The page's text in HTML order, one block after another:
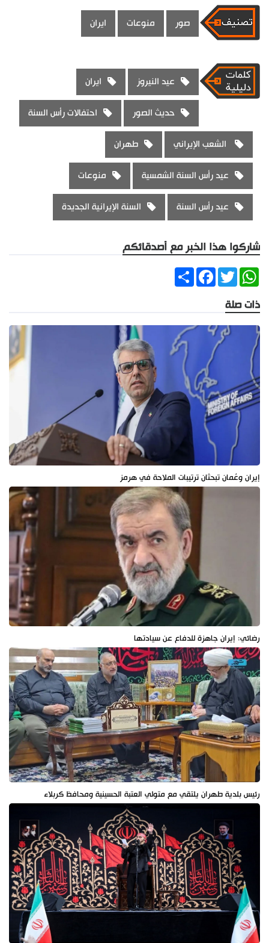
صور منوعات ايران
عيد النيروز ايران
حديث الصور احتفالات رأس السنة
الشعب الإيراني طهران
عيد رأس السنة الشمسية منوعات
عيد رأس السنة السنة الإيرانية الجديدة
شاركوا هذا الخبر مع أصدقائكم
ShareFacebookTwitter
WhatsApp
ذات صلة
إيران وعُمان تبحثان ترتيبات الملاحة في هرمز
رضائي: إيران جاهزة للدفاع عن سيادتها
رئيس بلدية طهران يلتقي مع متولي العتبة الحسينية ومحافظ كربلاء